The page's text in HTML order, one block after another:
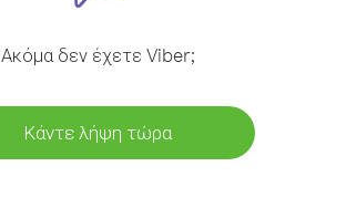
Ακόμα δεν έχετε Viber;
Κάντε λήψη τώρα